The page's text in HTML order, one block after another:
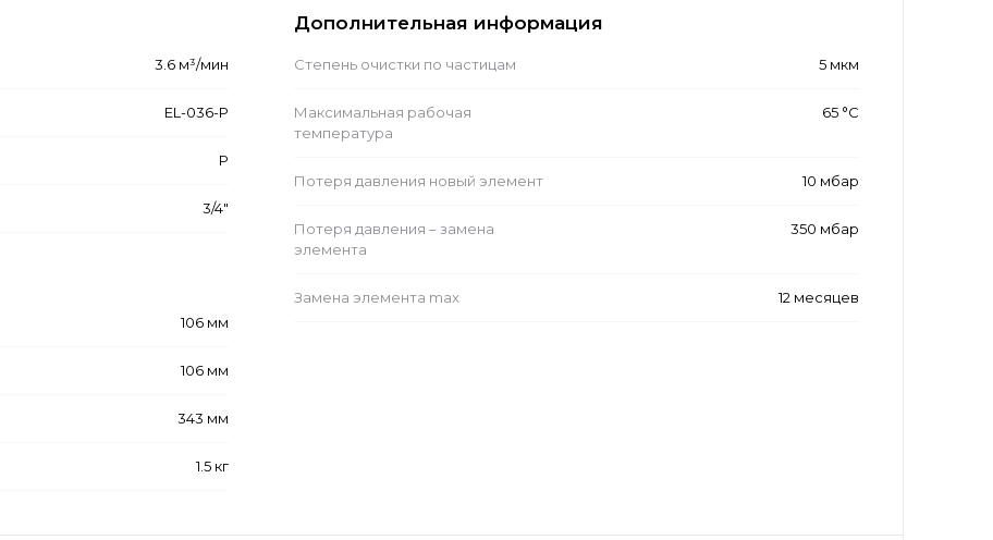
3.6 м³/мин
EL-036-P
P
3/4"
Дополнительная информация
Степень очистки по частицам 5 мкм
Максимальная рабочая
температура
65 °С
Потеря давления новый элемент 10 мбар
Потеря давления – замена
элемента
350 мбар
Замена элемента max 12 месяцев
106 мм
106 мм
343 мм
1.5 кг